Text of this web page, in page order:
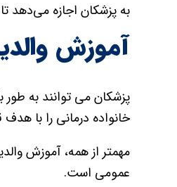
به پزشکان اجازه می‌دهد
آموزش
پزشکان می توانند به طور
خانواده درمانی را با هدف
مهمتر از همه، آموزش
عمومی است.